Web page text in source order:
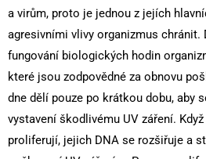
a virům, proto je jednou z jejích
agresivními vlivy organizmus chránit.
fungování biologických hodin
které jsou zodpovědné za obnovu
dne dělí pouze po krátkou dobu, aby
vystavení škodlivému UV záření.
proliferují, jejich DNA se rozšiřuje a